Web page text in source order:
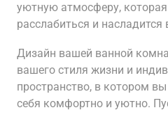
уютную атмосферу,
расслабиться и
Дизайн вашей ванной
вашего стиля жизни и
пространство, в котором
себя комфортно и уютно.